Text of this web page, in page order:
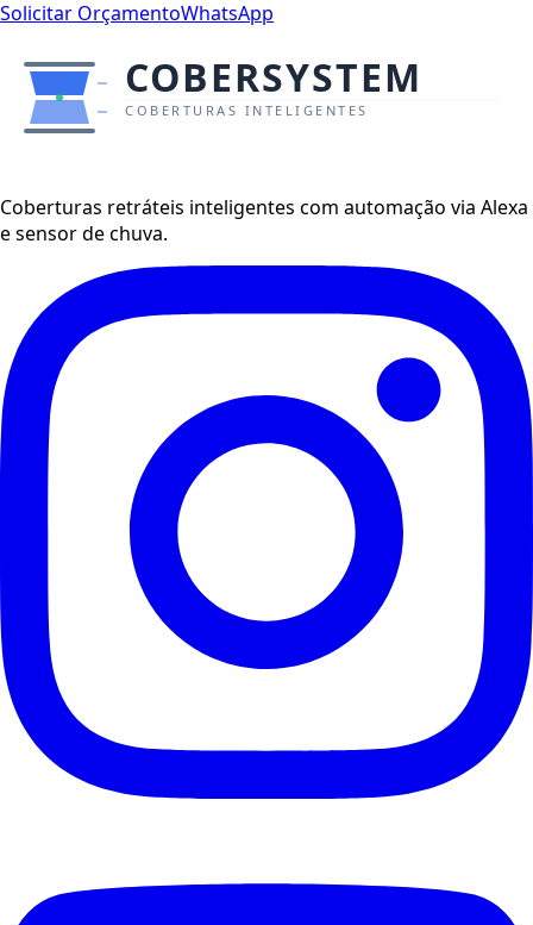
Solicitar OrçamentoWhatsApp
Coberturas retráteis inteligentes com automação via Alexa
e sensor de chuva.